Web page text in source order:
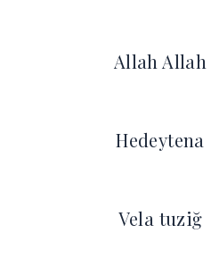
Allah Allah
Hedeytena
Vela tuziğ